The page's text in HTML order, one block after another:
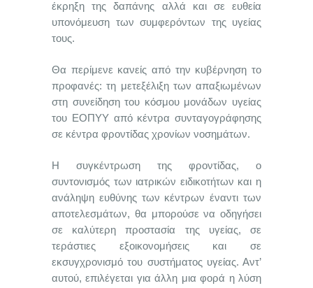
έκρηξη της δαπάνης αλλά και σε ευθεία
υπονόμευση των συμφερόντων της υγείας
τους.
Θα περίμενε κανείς από την κυβέρνηση το
προφανές: τη μετεξέλιξη των απαξιωμένων
στη συνείδηση του κόσμου μονάδων υγείας
του ΕΟΠΥΥ από κέντρα συνταγογράφησης
σε κέντρα φροντίδας χρονίων νοσημάτων.
Η συγκέντρωση της φροντίδας, ο
συντονισμός των ιατρικών ειδικοτήτων και η
ανάληψη ευθύνης των κέντρων έναντι των
αποτελεσμάτων, θα μπορούσε να οδηγήσει
σε καλύτερη προστασία της υγείας, σε
τεράστιες εξοικονομήσεις και σε
εκσυγχρονισμό του συστήματος υγείας. Αντ’
αυτού, επιλέγεται για άλλη μια φορά η λύση